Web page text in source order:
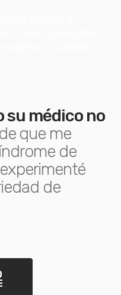
su médico no
que me
de
de